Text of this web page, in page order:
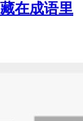
在成语里